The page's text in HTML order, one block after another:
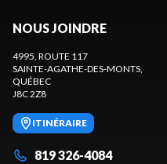
NOUS JOINDRE
4995, ROUTE 117
SAINTE-AGATHE-DES-MONTS,
QUÉBEC
J8C 2Z8
ITINÉRAIRE
819 326-4084